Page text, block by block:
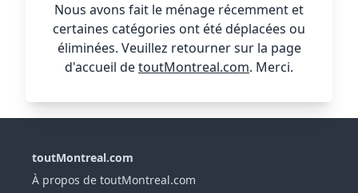
Nous avons fait le ménage récemment et
certaines catégories ont été déplacées ou
éliminées. Veuillez retourner sur la page
d'accueil detoutMontreal.com. Merci.
toutMontreal.com
À propos de toutMontreal.com